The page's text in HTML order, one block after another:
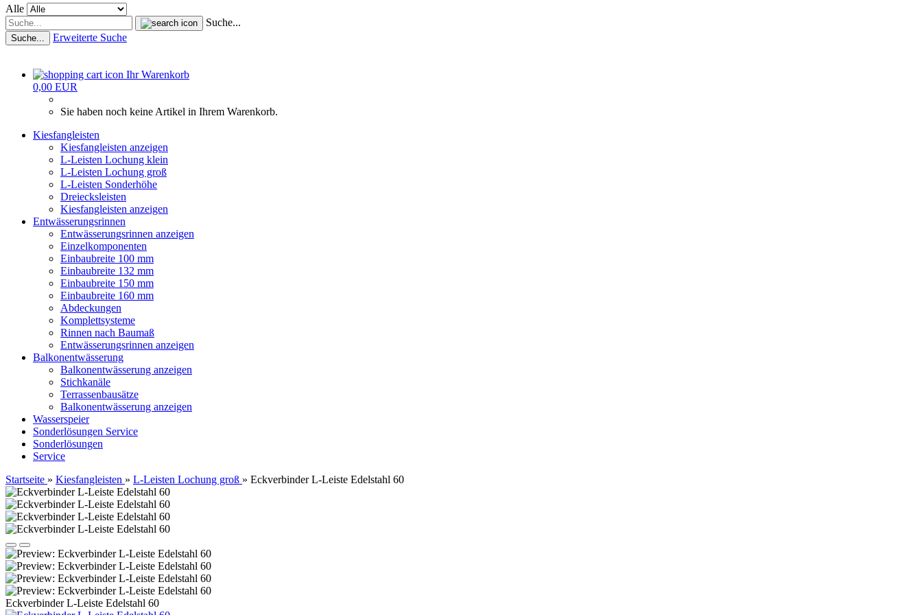
Alle
Suche...
Suche... Erweiterte Suche
Ihr Warenkorb
0,00 EUR
Sie haben noch keine Artikel in Ihrem Warenkorb.
Kiesfangleisten
Kiesfangleisten anzeigen
L-Leisten Lochung klein
L-Leisten Lochung groß
L-Leisten Sonderhöhe
Dreiecksleisten
Kiesfangleisten anzeigen
Entwässerungsrinnen
Entwässerungsrinnen anzeigen
Einzelkomponenten
Einbaubreite 100 mm
Einbaubreite 132 mm
Einbaubreite 150 mm
Einbaubreite 160 mm
Abdeckungen
Komplettsysteme
Rinnen nach Baumaß
Entwässerungsrinnen anzeigen
Balkonentwässerung
Balkonentwässerung anzeigen
Stichkanäle
Terrassenbausätze
Balkonentwässerung anzeigen
Wasserspeier
Sonderlösungen Service
Sonderlösungen
Service
Startseite » Kiesfangleisten » L-Leisten Lochung groß » Eckverbinder L-Leiste Edelstahl 60
Eckverbinder L-Leiste Edelstahl 60